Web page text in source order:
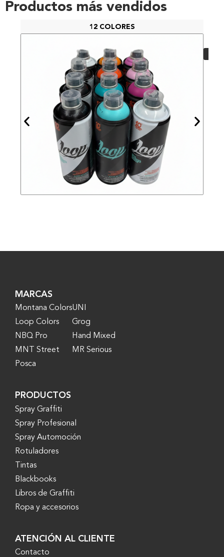
Productos más vendidos
12 COLORES
MARCAS
Montana Colors
Loop Colors
NBQ Pro
MNT Street
Posca
UNI
Grog
Hand Mixed
MR Serious
PRODUCTOS
Spray Graffiti
Spray Profesional
Spray Automoción
Rotuladores
Tintas
Blackbooks
Libros de Graffiti
Ropa y accesorios
ATENCIÓN AL CLIENTE
Contacto